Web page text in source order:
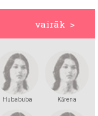
vairāk >
Hubabuba Kārena